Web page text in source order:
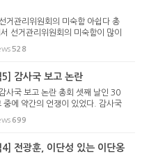
거관리위원회의 미숙함 아쉽다 총
선거관리위원회의 미숙함이 많이
뒤 선거를 앞두고 선거관리위원회 보
보고서와 총회 중 화면에 후보자의
528
5] 감사국 보고 논란
사국 보고 논란 총회 셋째 날인 30
중에 약간의 언쟁이 있었다. 감사국
재은 목사가 나와 감사국 보고를 한
졌다. 부산노회 제인출 목사는 감사
699
4] 전광훈, 이단성 있는 이단옹